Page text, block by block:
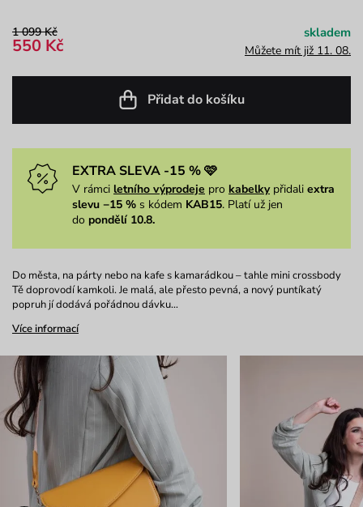
1 099 Kč
550 Kč
skladem
Můžete mít již 11. 08.
Přidat do košíku
EXTRA SLEVA -15 % 🩷
V rámci letního výprodeje pro kabelkypřidali extra
slevu −15 % s kódem KAB15. Platí už jen
do pondělí 10.8.
Do města, na párty nebo na kafe s kamarádkou – tahle mini crossbody
Tě doprovodí kamkoli. Je malá, ale přesto pevná, a nový puntíkatý
popruh jí dodává pořádnou dávku…
Více informací